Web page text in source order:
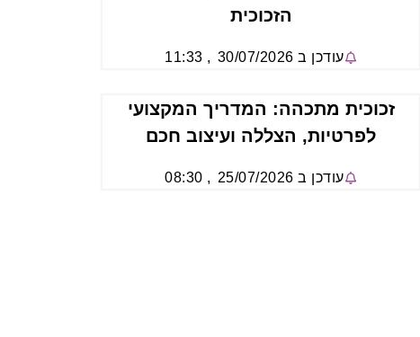
הזכוכית
עודכן ב 30/07/2026
,
11:33
זכוכית מתכהה: המדריך המקצועי
לפרטיות, הצללה ועיצוב חכם
עודכן ב 25/07/2026
,
08:30